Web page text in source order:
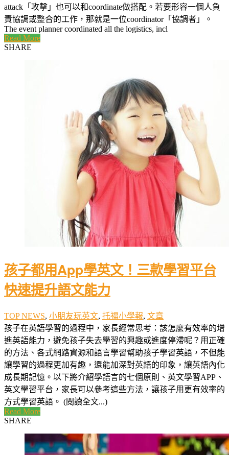
attack「攻擊」也可以和coordinate做搭配。若要形容一個人負
責協調或整合的工作，那就是一位coordinator「協調者」。
The event planner coordinated all the logistics, incl
Read More
SHARE
孩子都用App學英文！三款學習平台
快速提升語文能力
TOP NEWS, 小朋友玩英文, 托福小學報, 文章
孩子在英語學習的過程中，家長經常思考：該怎麼有效率的增
進英語能力，避免孩子失去學習的興趣或進度停滯呢？用正確
的方法、各式網路資源和語言學習幫助孩子學習英語，不但能
讓學習的過程更加有趣，還能加深對英語的印象，讓英語內化
成長期記憶。以下將介紹學語言的七個原則、英文學習APP、
英文學習平台，家長可以參考這些方法，讓孩子用更有效率的
方式學習英語。 (閱讀全文...)
Read More
SHARE